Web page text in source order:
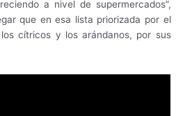
a nivel de supermercados”,
que en esa lista priorizada por el
cítricos y los arándanos, por sus